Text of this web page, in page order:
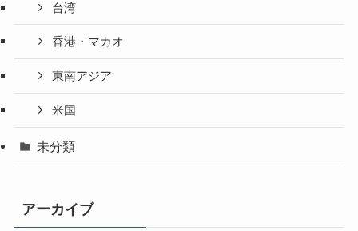
台湾
香港・マカオ
東南アジア
米国
未分類
アーカイブ